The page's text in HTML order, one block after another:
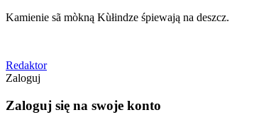
Kamienie sã mòkną Kùłindze śpiewają na deszcz.
Redaktor
Zaloguj
Zaloguj się na swoje konto